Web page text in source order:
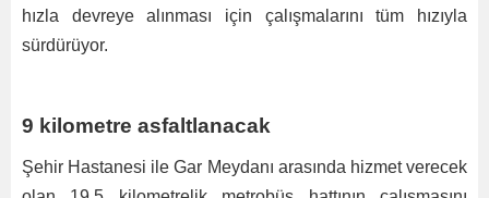
hızla devreye alınması için çalışmalarını tüm hızıyla
sürdürüyor.
9 kilometre asfaltlanacak
Şehir Hastanesi ile Gar Meydanı arasında hizmet verecek